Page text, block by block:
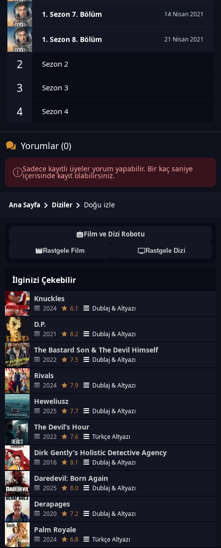
1. Sezon 7. Bölüm 14 Nisan 2021
1. Sezon 8. Bölüm 21 Nisan 2021
2 Sezon 2
3 Sezon 3
4 Sezon 4
Yorumlar (0)
Sadece kayıtlı üyeler yorum yapabilir. Bir kaç saniye
içerisinde kayıt olabilirsiniz.
Ana Sayfa Diziler Doğu izle
Film ve Dizi Robotu
Rastgele Film Rastgele Dizi
İlginizi Çekebilir
Knuckles
2024 6.1 Dublaj & Altyazı
D.P.
2021 8.2 Dublaj & Altyazı
The Bastard Son & The Devil Himself
2022 7.5 Dublaj & Altyazı
Rivals
2024 7.9 Dublaj & Altyazı
Heweliusz
2025 7.7 Dublaj & Altyazı
The Devil’s Hour
2022 7.6 Türkçe Altyazı
Dirk Gently’s Holistic Detective Agency
2016 8.1 Dublaj & Altyazı
Daredevil: Born Again
2025 8.0 Dublaj & Altyazı
Derapages
2020 7.2 Dublaj & Altyazı
Palm Royale
2024 6.8 Türkçe Altyazı